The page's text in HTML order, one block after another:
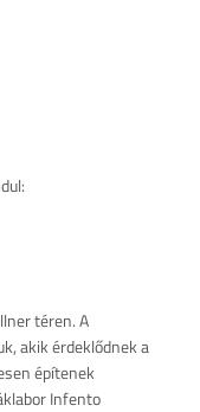
téren. A
akik érdeklődnek a
építenek
Infento